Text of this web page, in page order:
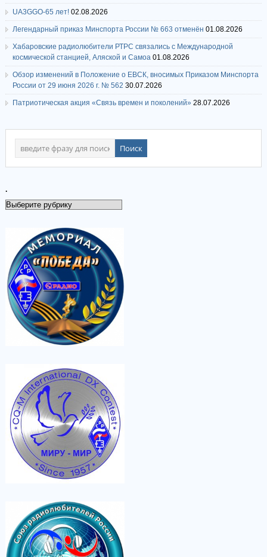
UA3GGO-65 лет! 02.08.2026
Легендарный приказ Минспорта России № 663 отменён 01.08.2026
Хабаровские радиолюбители РТРС связались с Международной
космической станцией, Аляской и Самоа 01.08.2026
Обзор изменений в Положение о ЕВСК, вносимых Приказом Минспорта
России от 29 июня 2026 г. № 562 30.07.2026
Патриотическая акция «Связь времен и поколений» 28.07.2026
.